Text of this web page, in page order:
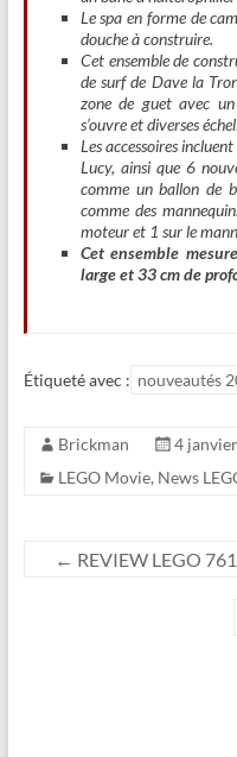
Le spa en forme de
douche à construire.
Cet ensemble de
de surf de Dave la
zone de guet avec
s’ouvre et diverses
Les accessoires
Lucy, ainsi que 6
comme un ballon de
comme des
moteur et 1 sur le
Cet ensemble
large et 33 cm de
Étiqueté avec : nouveautés
Brickman
4
LEGO Movie, News
← REVIEW LEGO